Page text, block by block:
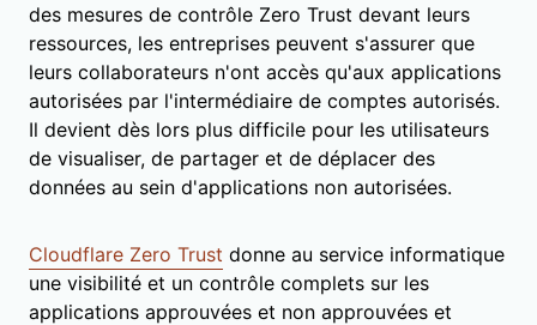
des mesures de contrôle Zero Trust devant leurs
ressources, les entreprises peuvent s'assurer que
leurs collaborateurs n'ont accès qu'aux applications
autorisées par l'intermédiaire de comptes autorisés.
Il devient dès lors plus difficile pour les utilisateurs
de visualiser, de partager et de déplacer des
données au sein d'applications non autorisées.
Cloudflare Zero Trust donne au service informatique
une visibilité et un contrôle complets sur les
applications approuvées et non approuvées et